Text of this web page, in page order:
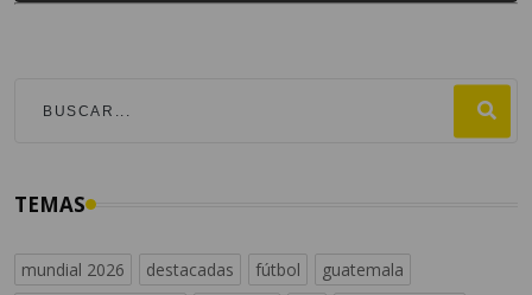
TEMAS
mundial 2026 destacadas fútbol
guatemala